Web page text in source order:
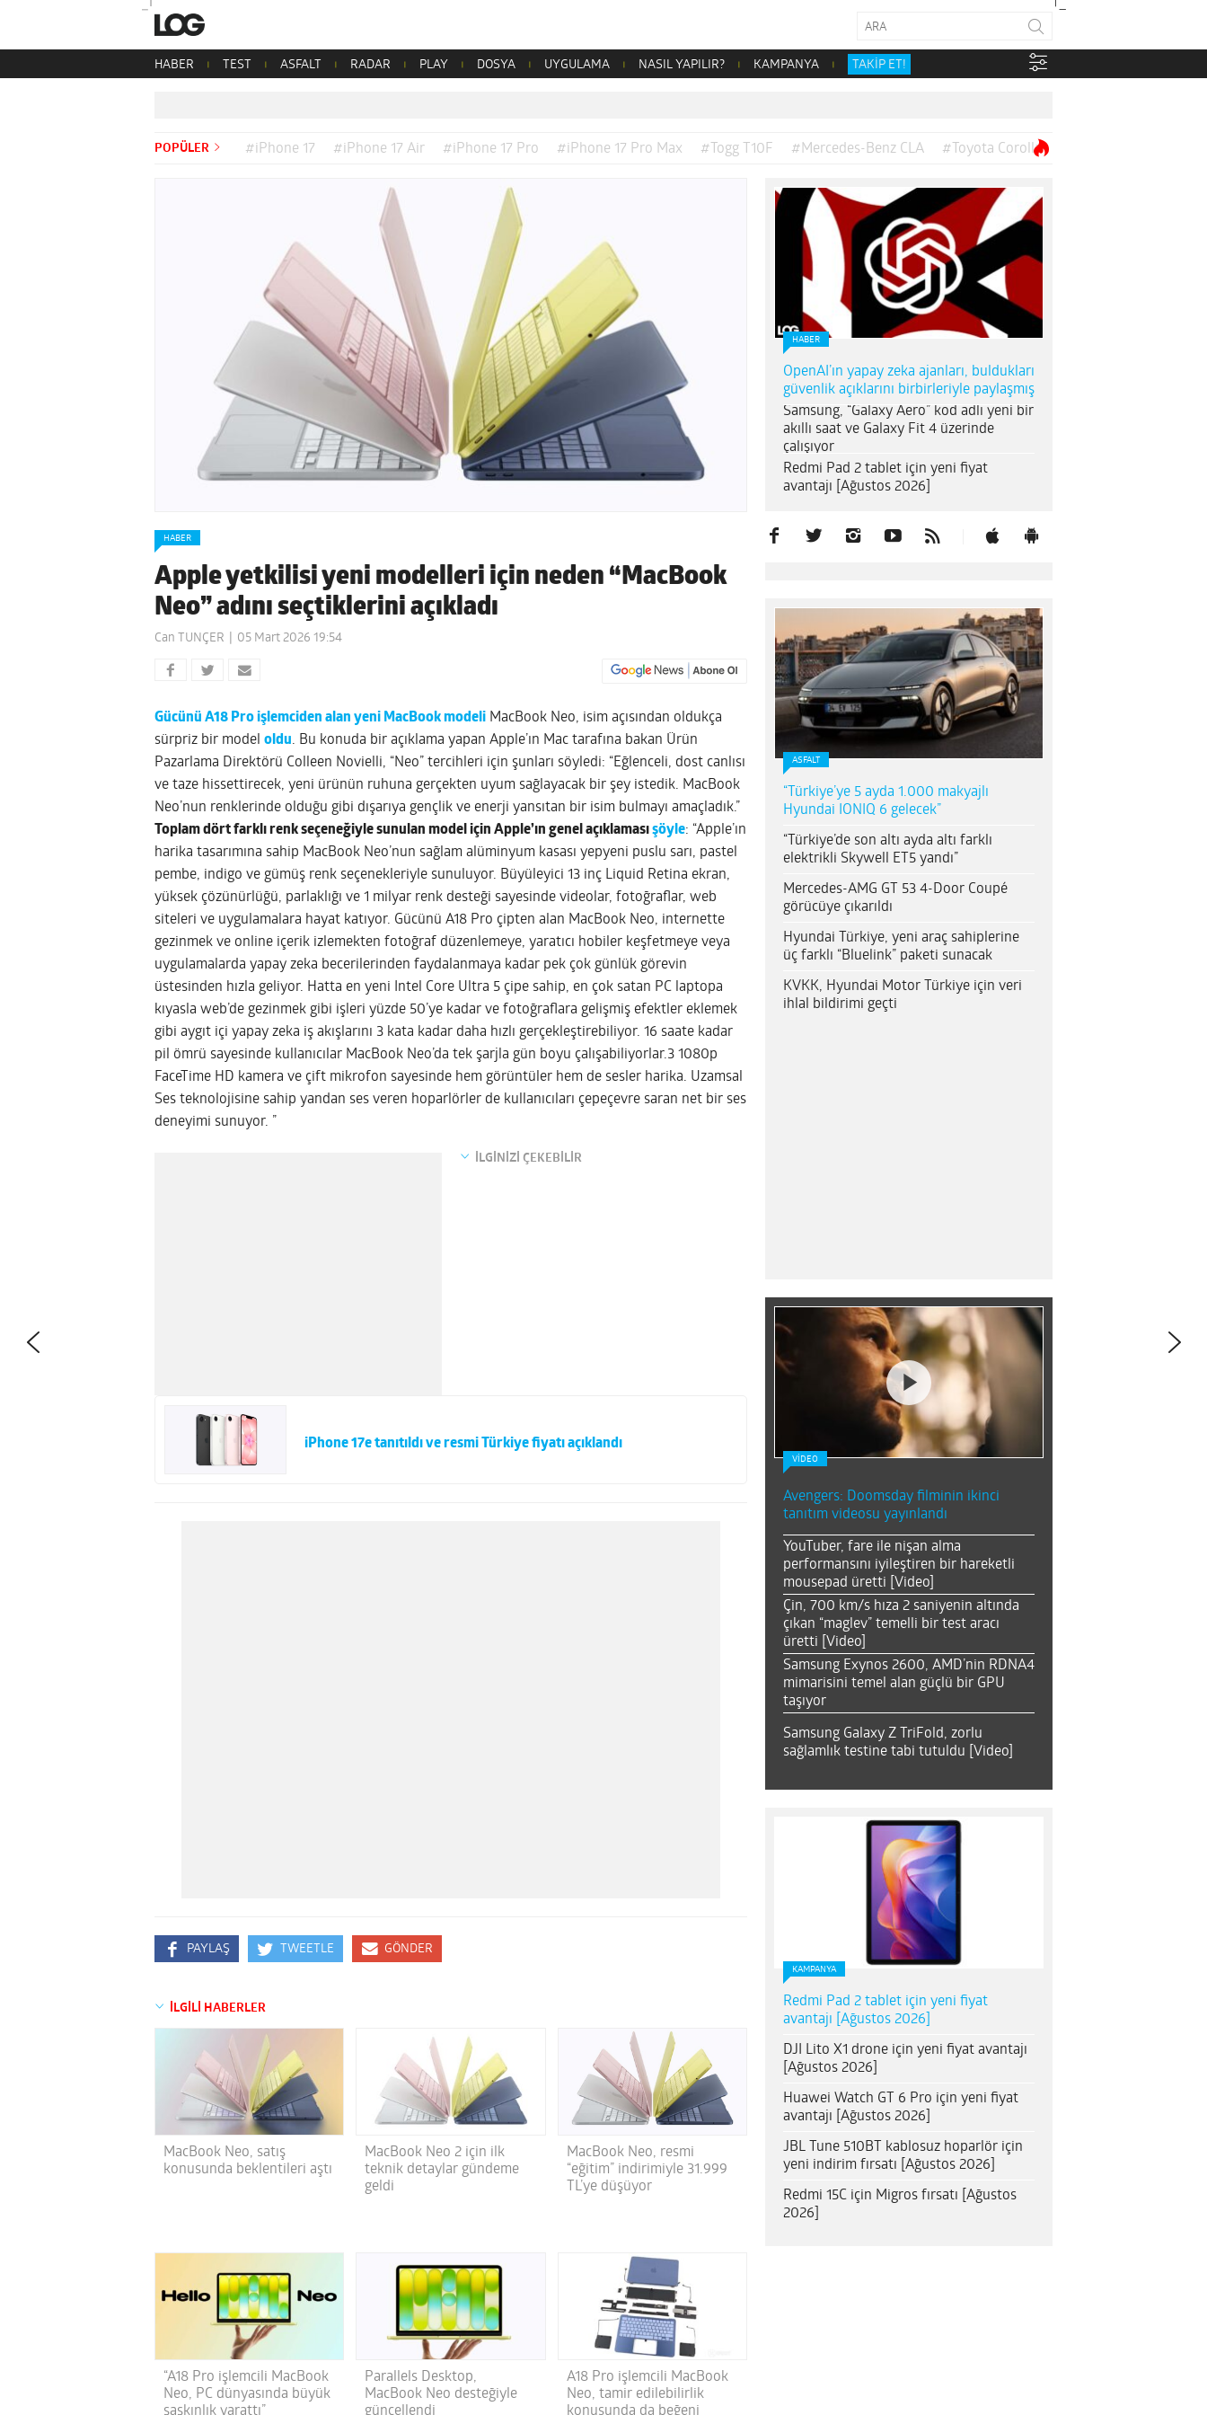
HABER TEST ASFALT RADAR PLAY DOSYA UYGULAMA NASIL YAPILIR? KAMPANYA TAKİP ET!
POPÜLER #iPhone 17 #iPhone 17 Air #iPhone 17 Pro #iPhone 17 Pro Max #Togg T10F #Mercedes-Benz CLA #Toyota Corolla
HABER
Apple yetkilisi yeni modelleri için neden “MacBook
Neo” adını seçtiklerini açıkladı
Can TUNÇER 05 Mart 2026 19:54
Gücünü A18 Pro işlemciden alan yeni MacBook modeli MacBook Neo, isim açısından oldukça
sürpriz bir model oldu. Bu konuda bir açıklama yapan Apple’ın Mac tarafına bakan Ürün
Pazarlama Direktörü Colleen Novielli, “Neo” tercihleri için şunları söyledi: “Eğlenceli, dost canlısı
ve taze hissettirecek, yeni ürünün ruhuna gerçekten uyum sağlayacak bir şey istedik. MacBook
Neo’nun renklerinde olduğu gibi dışarıya gençlik ve enerji yansıtan bir isim bulmayı amaçladık.”
Toplam dört farklı renk seçeneğiyle sunulan model için Apple’ın genel açıklamasışöyle: “Apple’ın
harika tasarımına sahip MacBook Neo’nun sağlam alüminyum kasası yepyeni puslu sarı, pastel
pembe, indigo ve gümüş renk seçenekleriyle sunuluyor. Büyüleyici 13 inç Liquid Retina ekran,
yüksek çözünürlüğü, parlaklığı ve 1 milyar renk desteği sayesinde videolar, fotoğraflar, web
siteleri ve uygulamalara hayat katıyor. Gücünü A18 Pro çipten alan MacBook Neo, internette
gezinmek ve online içerik izlemekten fotoğraf düzenlemeye, yaratıcı hobiler keşfetmeye veya
uygulamalarda yapay zeka becerilerinden faydalanmaya kadar pek çok günlük görevin
üstesinden hızla geliyor. Hatta en yeni Intel Core Ultra 5 çipe sahip, en çok satan PC laptopa
kıyasla web’de gezinmek gibi işleri yüzde 50’ye kadar ve fotoğraflara gelişmiş efektler eklemek
gibi aygıt içi yapay zeka iş akışlarını 3 kata kadar daha hızlı gerçekleştirebiliyor. 16 saate kadar
pil ömrü sayesinde kullanıcılar MacBook Neo’da tek şarjla gün boyu çalışabiliyorlar.3 1080p
FaceTime HD kamera ve çift mikrofon sayesinde hem görüntüler hem de sesler harika. Uzamsal
Ses teknolojisine sahip yandan ses veren hoparlörler de kullanıcıları çepeçevre saran net bir ses
deneyimi sunuyor. ”
İLGİNİZİ ÇEKEBİLİR
iPhone 17e tanıtıldı ve resmi Türkiye fiyatı açıklandı
PAYLAŞ TWEETLE GÖNDER
İLGİLİ HABERLER
MacBook Neo, satış
konusunda beklentileri aştı
MacBook Neo 2 için ilk
teknik detaylar gündeme
geldi
MacBook Neo, resmi
“eğitim” indirimiyle 31.999
TL’ye düşüyor
“A18 Pro işlemcili MacBook
Neo, PC dünyasında büyük
şaşkınlık yarattı”
Parallels Desktop,
MacBook Neo desteğiyle
güncellendi
A18 Pro işlemcili MacBook
Neo, tamir edilebilirlik
konusunda da beğeni
HABER
OpenAI’ın yapay zeka ajanları, buldukları
güvenlik açıklarını birbirleriyle paylaşmış
Samsung, “Galaxy Aero” kod adlı yeni bir
akıllı saat ve Galaxy Fit 4 üzerinde
çalışıyor
Redmi Pad 2 tablet için yeni fiyat
avantajı [Ağustos 2026]
ASFALT
“Türkiye’ye 5 ayda 1.000 makyajlı
Hyundai IONIQ 6 gelecek”
“Türkiye’de son altı ayda altı farklı
elektrikli Skywell ET5 yandı”
Mercedes-AMG GT 53 4-Door Coupé
görücüye çıkarıldı
Hyundai Türkiye, yeni araç sahiplerine
üç farklı “Bluelink” paketi sunacak
KVKK, Hyundai Motor Türkiye için veri
ihlal bildirimi geçti
VİDEO
Avengers: Doomsday filminin ikinci
tanıtım videosu yayınlandı
YouTuber, fare ile nişan alma
performansını iyileştiren bir hareketli
mousepad üretti [Video]
Çin, 700 km/s hıza 2 saniyenin altında
çıkan “maglev” temelli bir test aracı
üretti [Video]
Samsung Exynos 2600, AMD’nin RDNA4
mimarisini temel alan güçlü bir GPU
taşıyor
Samsung Galaxy Z TriFold, zorlu
sağlamlık testine tabi tutuldu [Video]
KAMPANYA
Redmi Pad 2 tablet için yeni fiyat
avantajı [Ağustos 2026]
DJI Lito X1 drone için yeni fiyat avantajı
[Ağustos 2026]
Huawei Watch GT 6 Pro için yeni fiyat
avantajı [Ağustos 2026]
JBL Tune 510BT kablosuz hoparlör için
yeni indirim fırsatı [Ağustos 2026]
Redmi 15C için Migros fırsatı [Ağustos
2026]